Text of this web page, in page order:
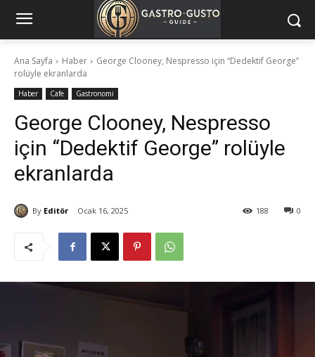
Ana Sayfa Haber
George Clooney, Nespresso için “Dedektif George”
rolüyle ekranlarda
Haber Cafe Gastronomi
George Clooney, Nespresso
için “Dedektif George” rolüyle
ekranlarda
By Editör Ocak 16, 2025 0
188